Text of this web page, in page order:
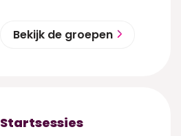
Bekijk de groepen
Startsessies